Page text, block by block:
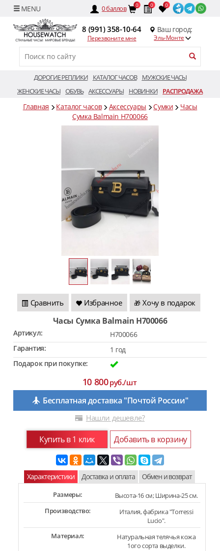
0баллов 0 0 0
8 (991) 358-10-64
Перезвоните мне
Ваш город:
Эль-Монте
ДОРОГИЕ РЕПЛИКИ КАТАЛОГ ЧАСОВ
МУЖСКИЕ ЧАСЫ
ЖЕНСКИЕ ЧАСЫ ОБУВЬ АКСЕССУАРЫ НОВИНКИ РАСПРОДАЖА
Главная Каталог часов Аксессуары Сумки
Часы
Сумка Balmain H700066
Сравнить Избранное 🎁 Хочу в подарок
Часы Сумка Balmain H700066
Артикул:
H700066
Гарантия:
1 год
Подарок при покупке:
10 800руб./шт
Бесплатная доставка "Почтой России"
Нашли дешевле?
Купить в 1 клик Добавить в корзину
Характеристики Доставка и оплата Обмен и возврат
Размеры:
Высота-16 см; Ширина-25 см.
Производство:
Италия, фабрика "Torressi
Lucio".
Материал:
Натуральная телячья кожа
1ого сорта выделки.